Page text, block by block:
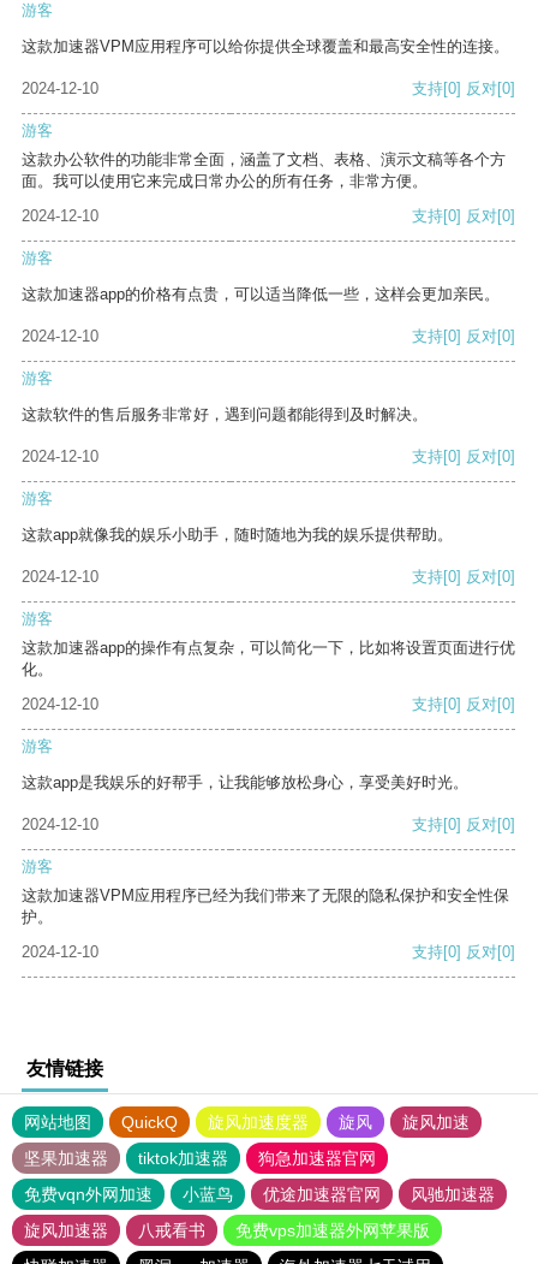
游客
这款加速器VPM应用程序可以给你提供全球覆盖和最高安全性的连接。
2024-12-10 支持[0] 反对[0]
游客
这款办公软件的功能非常全面，涵盖了文档、表格、演示文稿等各个方
面。我可以使用它来完成日常办公的所有任务，非常方便。
2024-12-10
支持[0] 反对[0]
游客
这款加速器app的价格有点贵，可以适当降低一些，这样会更加亲民。
2024-12-10 支持[0] 反对[0]
游客
这款软件的售后服务非常好，遇到问题都能得到及时解决。
2024-12-10 支持[0] 反对[0]
游客
这款app就像我的娱乐小助手，随时随地为我的娱乐提供帮助。
2024-12-10 支持[0] 反对[0]
游客
这款加速器app的操作有点复杂，可以简化一下，比如将设置页面进行优
化。
2024-12-10
支持[0] 反对[0]
游客
这款app是我娱乐的好帮手，让我能够放松身心，享受美好时光。
2024-12-10 支持[0] 反对[0]
游客
这款加速器VPM应用程序已经为我们带来了无限的隐私保护和安全性保
护。
2024-12-10
支持[0] 反对[0]
友情链接
网站地图 QuickQ 旋风加速度器 旋风
旋风加速
坚果加速器
tiktok加速器
狗急加速器官网
免费vqn外网加速
小蓝鸟 优途加速器官网
风驰加速器
旋风加速器
八戒看书
免费vps加速器外网苹果版